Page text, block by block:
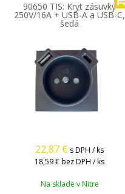
90650 TIS: Kryt zásuvky
250V/16A + USB-A a USB-C,
šedá
22,87 € s DPH / ks
18,59 €bez DPH / ks
Na sklade v Nitre